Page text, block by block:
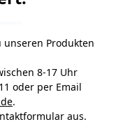
Produkten
8-17 Uhr
oder per Email
.
aus.